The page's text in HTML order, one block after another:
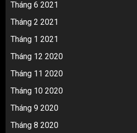
Tháng 6 2021
Tháng 2 2021
Tháng 1 2021
Tháng 12 2020
Tháng 11 2020
Tháng 10 2020
Tháng 9 2020
Tháng 8 2020